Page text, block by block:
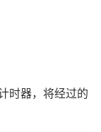
时器，将经过的